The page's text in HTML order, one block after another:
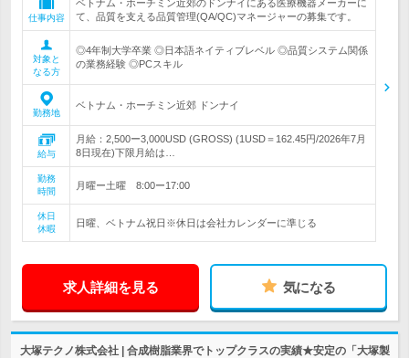
仕事内容
ベトナム・ホーチミン近郊のドンナイにある医療機器メーカーに
て、品質を支える品質管理(QA/QC)マネージャーの募集です。
対象と
なる方
◎4年制大学卒業 ◎日本語ネイティブレベル ◎品質システム関係
の業務経験 ◎PCスキル
勤務地
ベトナム・ホーチミン近郊 ドンナイ
給与
月給：2,500ー3,000USD (GROSS) (1USD＝162.45円/2026年7月
8日現在)下限月給は…
勤務
時間
月曜ー土曜 8:00ー17:00
休日
休暇
日曜、ベトナム祝日※休日は会社カレンダーに準じる
求人詳細を見る 気になる
大塚テクノ株式会社 | 合成樹脂業界でトップクラスの実績★安定の「大塚製